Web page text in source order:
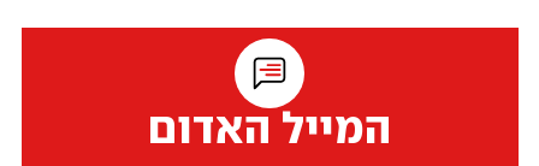
המייל האדום